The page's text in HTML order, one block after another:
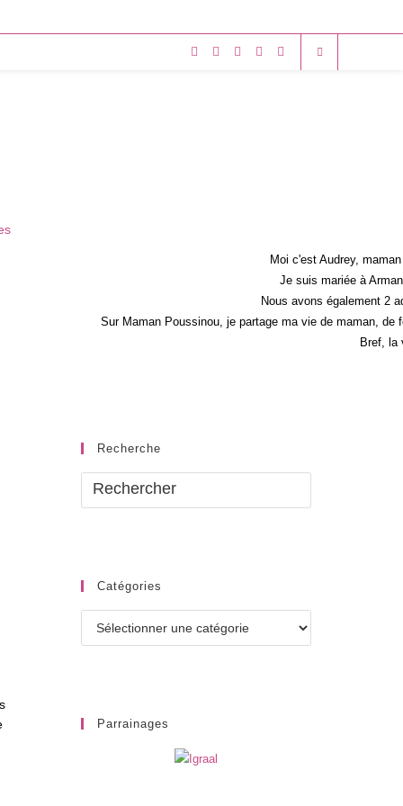
Moi c'est Audrey,
Je suis mariée à
Nous avons également 2
Sur Maman Poussinou, je partage ma vie de maman,
Bref, la
Recherche
Catégories
Parrainages